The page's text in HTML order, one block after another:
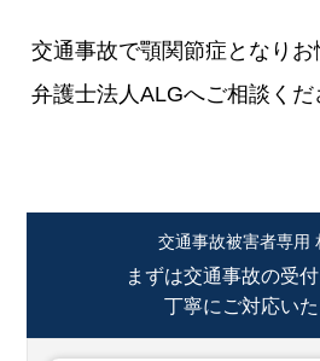
交通事故で顎関節症となり
弁護士法人ALGへご相談くだ
交通事故被害者専用
まずは交通事故の受
丁寧にご対応い